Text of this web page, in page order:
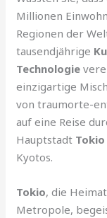
Millionen
Regionen der
tausendjährige
Technologie
einzigartige
von traumorte-
auf eine Reise
Hauptstadt Tokio
Kyotos.
Tokio, die
Metropole,